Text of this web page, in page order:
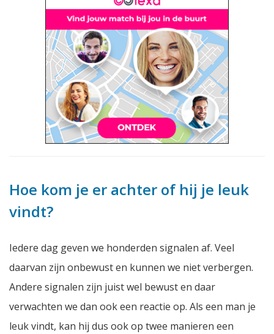
Hoe kom je er achter of hij je leuk
vindt?
Iedere dag geven we honderden signalen af. Veel
daarvan zijn onbewust en kunnen we niet verbergen.
Andere signalen zijn juist wel bewust en daar
verwachten we dan ook een reactie op. Als een man je
leuk vindt, kan hij dus ook op twee manieren een